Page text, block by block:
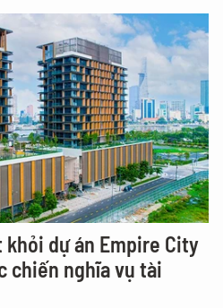
dự án Empire City
chiến nghĩa vụ tài